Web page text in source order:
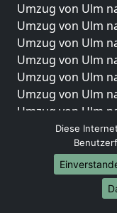
Umzug von Ulm
Umzug von Ulm
Umzug von Ulm
Umzug von Ulm
Umzug von Ulm
Umzug von Ulm
Umzug von Ulm
Umzug von Ulm
Umzug von Ulm
Umzug von Ulm
Umzug von Ulm
Diese